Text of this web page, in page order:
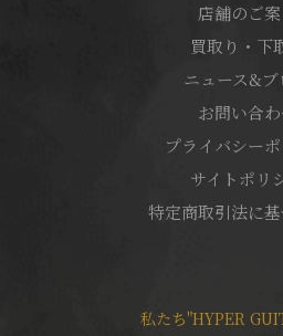
店舗のご
買取り・下
ニュース&ブ
お問い合
プライバシー
サイトポリ
特定商取引法に
私たち"HYPER